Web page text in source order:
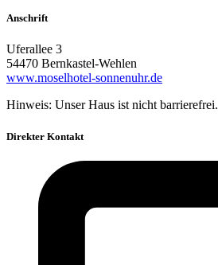
Anschrift
Uferallee 3
54470 Bernkastel-Wehlen
www.moselhotel-sonnenuhr.de
Hinweis: Unser Haus ist nicht barrierefrei.
Direkter Kontakt